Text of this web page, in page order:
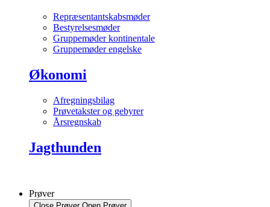
Repræsentantskabsmøder
Bestyrelsesmøder
Gruppemøder kontinentale
Gruppemøder engelske
Økonomi
Afregningsbilag
Prøvetakster og gebyrer
Årsregnskab
Jagthunden
Prøver